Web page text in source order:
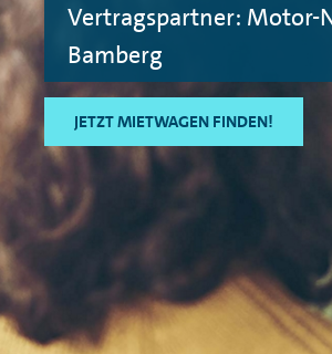
Vertragspartner: Motor-
Bamberg
JETZT MIETWAGEN FINDEN!